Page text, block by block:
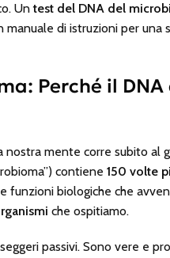
Untest del DNA del
manuale di istruzioni per
Perché il
nostra mente corre subito
contiene 150 volte
funzioni biologiche che
che ospitiamo.
passivi. Sono vere e